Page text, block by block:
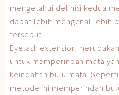
mengetahui definisi kedua
dapat lebih mengenal lebih
tersebut.
Eyelash extension
untuk memperindah mata
keindahan bulu mata. Seperti
metode ini memperindah